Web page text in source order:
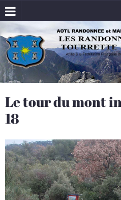
Le tour du mont
18